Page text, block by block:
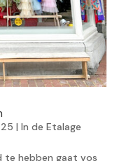
| In de Etalage
te hebben gaat vos